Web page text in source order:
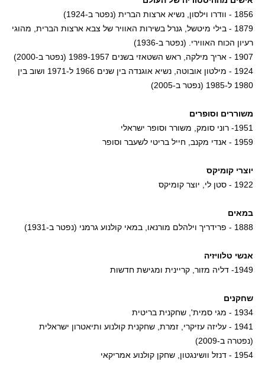
1856 - וודרו וילסון, נשיא ארצות הברית (נפטר ב-1924)
1879 - בילי מיטשל, גנרל בשירות האוויר של צבא ארצות הברית, מהוגי
רעיון הכוח האווירי. (נפטר ב-1936)
1907 - אריך מילקה, ראש השטאזי בשנים 1989-1957 (נפטר ב-2000)
1924 - מילטון אובוטה, נשיא אוגנדה בין שנים 1966 ל-1971 ושוב בין
1980 ל-1985 (נפטר ב-2005)
משוררים וסופרים
1951- רוני סומק, משורר וסופר ישראלי
1959 - אנדי מקנב, חייל בריטי לשעבר וסופר
יוצרי קומיקס
1922 - סטן לי, יוצר קומיקס
במאים
1888 - פרידריך וילהלם מורנאו, במאי קולנוע גרמני (נפטר ב-1931)
אנשי טלוויזיה
1949- דליה מזור, קריינית ומגישת חדשות
שחקנים
1934 - מגי סמית', שחקנית בריטית
1941 - עליזה עזיקרי, זמרת, שחקנית קולנוע ותיאטרון ישראלית
(נפטרה ב-2009)
1954 - דנזל וושינגטון, שחקן קולנוע אמריקאי